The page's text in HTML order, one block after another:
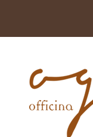
contenuto